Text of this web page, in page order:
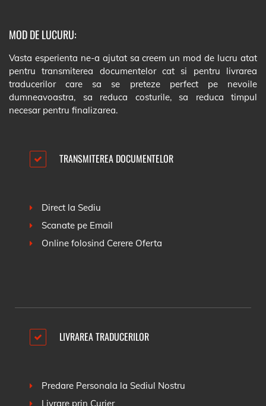
MOD DE LUCURU:
Vasta esperienta ne-a ajutat sa creem un mod de lucru atat
pentru transmiterea documentelor cat si pentru livrarea
traducerilor care sa se preteze perfect pe nevoile
dumneavoastra, sa reduca costurile, sa reduca timpul
necesar pentru finalizarea.
TRANSMITEREA DOCUMENTELOR
Direct la Sediu
Scanate pe Email
Online folosind Cerere Oferta
LIVRAREA TRADUCERILOR
Predare Personala la Sediul Nostru
Livrare prin Curier